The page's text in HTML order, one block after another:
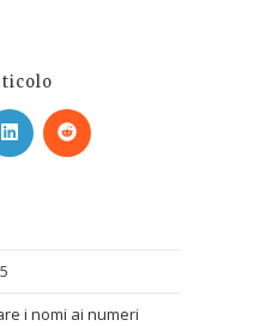
i nomi ai numeri